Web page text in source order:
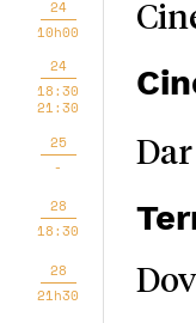
24
10h00
24
18:30
21:30
25
-
28
18:30
28
21h30